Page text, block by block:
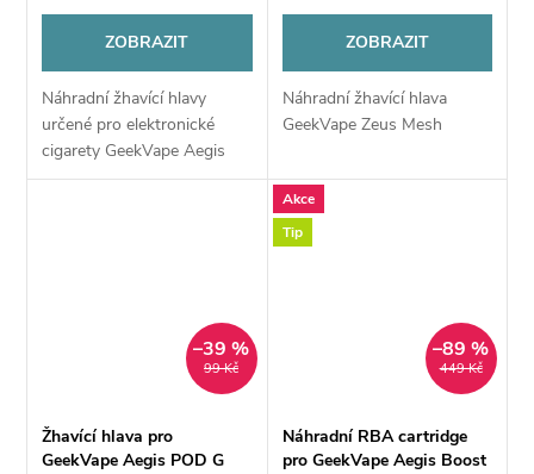
ZOBRAZIT
Náhradní žhavící hlavy
určené pro elektronické
cigarety GeekVape Aegis
Boost Pro. Také pod
ZOBRAZIT
Náhradní žhavící hlava
GeekVape Zeus Mesh
99 Kč
–39 %
Žhavící hlava pro
GeekVape Aegis POD G
Akce
Tip
449 Kč
–89 %
Náhradní RBA cartridge
pro GeekVape Aegis Boost